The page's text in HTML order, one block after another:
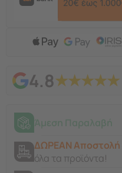
4.8★★★★★
ΔΩΡΕΑΝ Αποστολή
όλα τα προϊόντα!